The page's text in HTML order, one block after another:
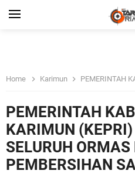
Home Karimun PEMERINTAH KABUPATEN
PEMERINTAH
KARIMUN (KEPRI)
SELURUH
PEMBERSIHAN